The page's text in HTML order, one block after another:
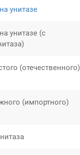
унитазе
унитазе (с
(отечественного)
(импортного)